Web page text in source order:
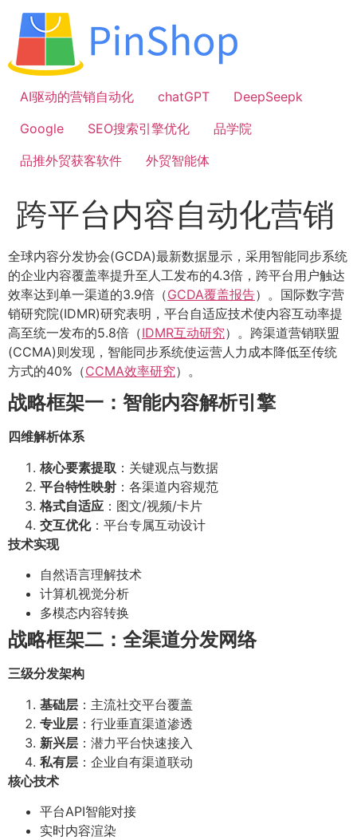
容
AI驱动的营销自动化
chatGPT
DeepSeepk
Google
SEO搜索引擎优化
品学院
品推外贸获客软件
外贸智能体
跨平台内容自动化营销
全球内容分发协会(GCDA)最新数据显示，采用智能同步系统
的企业内容覆盖率提升至人工发布的4.3倍，跨平台用户触达
效率达到单一渠道的3.9倍（GCDA覆盖报告）。国际数字营
销研究院(IDMR)研究表明，平台自适应技术使内容互动率提
高至统一发布的5.8倍（IDMR互动研究）。跨渠道营销联盟
(CCMA)则发现，智能同步系统使运营人力成本降低至传统
方式的40%（CCMA效率研究）。
战略框架一：智能内容解析引擎
四维解析体系
核心要素提取 ：关键观点与数据
平台特性映射 ：各渠道内容规范
格式自适应 ：图文/视频/卡片
交互优化：平台专属互动设计
技术实现
自然语言理解技术
计算机视觉分析
多模态内容转换
战略框架二：全渠道分发网络
三级分发架构
基础层 ：主流社交平台覆盖
专业层 ：行业垂直渠道渗透
新兴层 ：潜力平台快速接入
私有层 ：企业自有渠道联动
核心技术
平台API智能对接
实时内容渲染